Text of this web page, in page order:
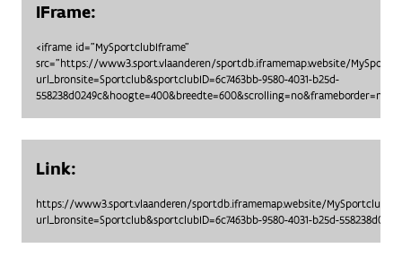
IFrame:
<iframe id="MySportclubIframe"
src="https://www3.sport.vlaanderen/sportdb.iframemap.website/
url_bronsite=Sportclub&sportclubID=6c7463bb-9580-4031-b25d-
Link:
https://www3.sport.vlaanderen/sportdb.iframemap.website/
url_bronsite=Sportclub&sportclubID=6c7463bb-9580-4031-b25d-